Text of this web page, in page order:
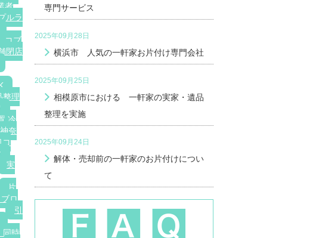
者
ルラ
コブ
閉店
整理
冷
神奈
実
片
ロ
引
同時
専門サービス
2025年09月28日
横浜市 人気の一軒家お片付け専門会社
2025年09月25日
相模原市における 一軒家の実家・遺品
整理を実施
2025年09月24日
解体・売却前の一軒家のお片付けについ
て